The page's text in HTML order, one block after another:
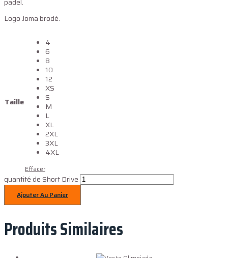
Logo Joma brodé.
Taille
4
6
8
10
12
XS
S
M
L
XL
2XL
3XL
4XL
Effacer
quantité de Short Drive
Ajouter Au Panier
Produits Similaires